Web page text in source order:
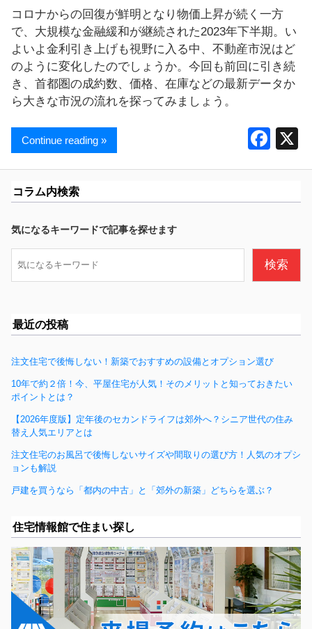
コロナからの回復が鮮明となり物価上昇が続く一方
で、大規模な金融緩和が継続された2023年下半期。い
よいよ金利引き上げも視野に入る中、不動産市況はど
のように変化したのでしょうか。今回も前回に引き続
き、首都圏の成約数、価格、在庫などの最新データか
ら大きな市況の流れを探ってみましょう。
F
e
o
o
Continue reading »
コラム内検索
気になるキーワードで記事を探せます
索
検索
最近の投稿
注文住宅で後悔しない！新築でおすすめの設備とオプション選び
10年で約２倍！今、平屋住宅が人気！そのメリットと知っておきたい
ポイントとは？
【2026年度版】定年後のセカンドライフは郊外へ？シニア世代の住み
替え人気エリアとは
注文住宅のお風呂で後悔しないサイズや間取りの選び方！人気のオプシ
ョンも解説
戸建を買うなら「都内の中古」と「郊外の新築」どちらを選ぶ？
住宅情報館で住まい探し